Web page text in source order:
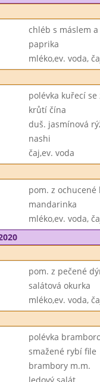
chléb s máslem
paprika
mléko,ev. voda,
polévka kuřecí
krůtí čína
duš. jasmínová
nashi
čaj,ev. voda
pom. z
mandarinka
mléko,ev. voda,
pom. z pečené
salátová okurka
mléko,ev. voda,
polévka
smažené rybí file
brambory m.m.